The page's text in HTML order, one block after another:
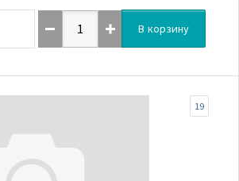
В корзину
19